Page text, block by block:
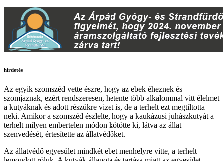
hirdetés
Az egyik szomszéd vette észre, hogy az ebek éheznek és
szomjaznak, ezért rendszeresen, hetente több alkalommal vitt élelmet
a kutyáknak és adott részükre vizet is, de a terhelt ezt megtiltotta
neki. Amikor a szomszéd észlelte, hogy a kaukázusi juhászkutyát a
terhelt milyen embertelen módon kötötte ki, látva az állat
szenvedését, értesítette az állatvédőket.
Az állatvédő egyesület mindkét ebet menhelyre vitte, a terhelt